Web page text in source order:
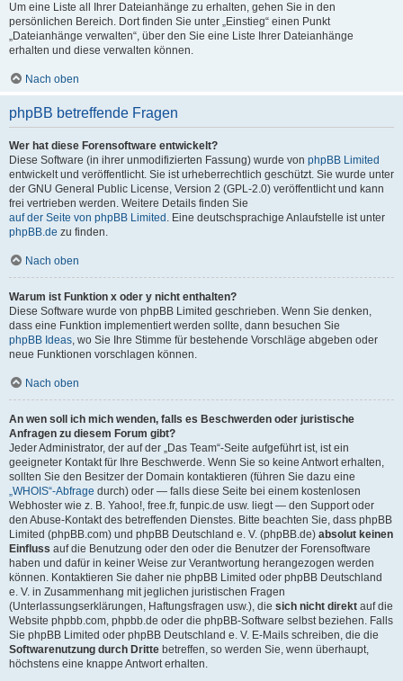
Um eine Liste all Ihrer Dateianhänge zu erhalten, gehen Sie in den
persönlichen Bereich. Dort finden Sie unter „Einstieg“ einen Punkt
„Dateianhänge verwalten“, über den Sie eine Liste Ihrer Dateianhänge
erhalten und diese verwalten können.
Nach oben
phpBB betreffende Fragen
Wer hat diese Forensoftware entwickelt?
Diese Software (in ihrer unmodifizierten Fassung) wurde von phpBB Limited
entwickelt und veröffentlicht. Sie ist urheberrechtlich geschützt. Sie wurde unter
der GNU General Public License, Version 2 (GPL-2.0) veröffentlicht und kann
frei vertrieben werden. Weitere Details finden Sie
auf der Seite von phpBB Limited . Eine deutschsprachige Anlaufstelle ist unter
phpBB.de zu finden.
Nach oben
Warum ist Funktion x oder y nicht enthalten?
Diese Software wurde von phpBB Limited geschrieben. Wenn Sie denken,
dass eine Funktion implementiert werden sollte, dann besuchen Sie
phpBB Ideas, wo Sie Ihre Stimme für bestehende Vorschläge abgeben oder
neue Funktionen vorschlagen können.
Nach oben
An wen soll ich mich wenden, falls es Beschwerden oder juristische
Anfragen zu diesem Forum gibt?
Jeder Administrator, der auf der „Das Team“-Seite aufgeführt ist, ist ein
geeigneter Kontakt für Ihre Beschwerde. Wenn Sie so keine Antwort erhalten,
sollten Sie den Besitzer der Domain kontaktieren (führen Sie dazu eine
„WHOIS“-Abfrage durch) oder — falls diese Seite bei einem kostenlosen
Webhoster wie z. B. Yahoo!, free.fr, funpic.de usw. liegt — den Support oder
den Abuse-Kontakt des betreffenden Dienstes. Bitte beachten Sie, dass phpBB
Limited (phpBB.com) und phpBB Deutschland e. V. (phpBB.de) absolut keinen
Einfluss auf die Benutzung oder den oder die Benutzer der Forensoftware
haben und dafür in keiner Weise zur Verantwortung herangezogen werden
können. Kontaktieren Sie daher nie phpBB Limited oder phpBB Deutschland
e. V. in Zusammenhang mit jeglichen juristischen Fragen
(Unterlassungserklärungen, Haftungsfragen usw.), die sich nicht direkt auf die
Website phpbb.com, phpbb.de oder die phpBB-Software selbst beziehen. Falls
Sie phpBB Limited oder phpBB Deutschland e. V. E-Mails schreiben, die die
Softwarenutzung durch Dritte betreffen, so werden Sie, wenn überhaupt,
höchstens eine knappe Antwort erhalten.